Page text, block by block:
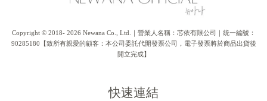
Copyright © 2018- 2026 Newana Co., Ltd.｜營業人名稱：芯依有限公司｜統一編號：
90285180【致所有親愛的顧客：本公司委託代開發票公司，電子發票將於商品出貨後
開立完成】
快速連結